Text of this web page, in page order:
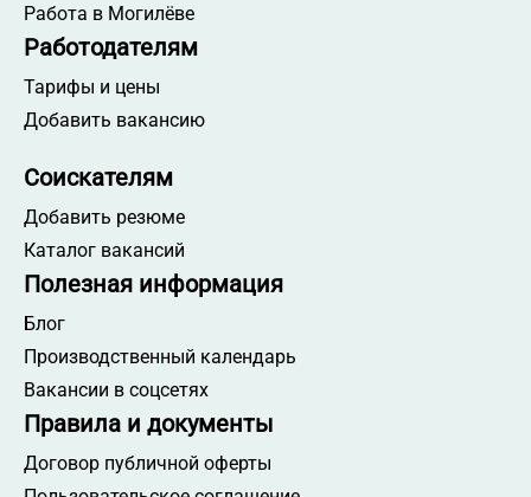
Работа в Могилёве
Работодателям
Тарифы и цены
Добавить вакансию
Соискателям
Добавить резюме
Каталог вакансий
Полезная информация
Блог
Производственный календарь
Вакансии в соцсетях
Правила и документы
Договор публичной оферты